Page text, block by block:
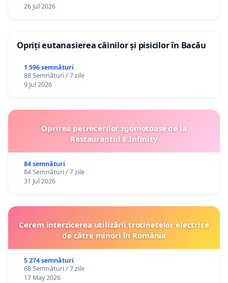
26 Jul 2026
Opriți eutanasierea câinilor și pisicilor în Bacău
1 596 semnături
88 Semnături / 7 zile
9 Jul 2026
Oprirea petrecerilor zgomotoase de la
Restaurantul 8 Infinity
84 semnături
84 Semnături / 7 zile
31 Jul 2026
Cerem interzicerea utilizării trotinetelor electrice
de către minori în România
5 274 semnături
68 Semnături / 7 zile
17 May 2026